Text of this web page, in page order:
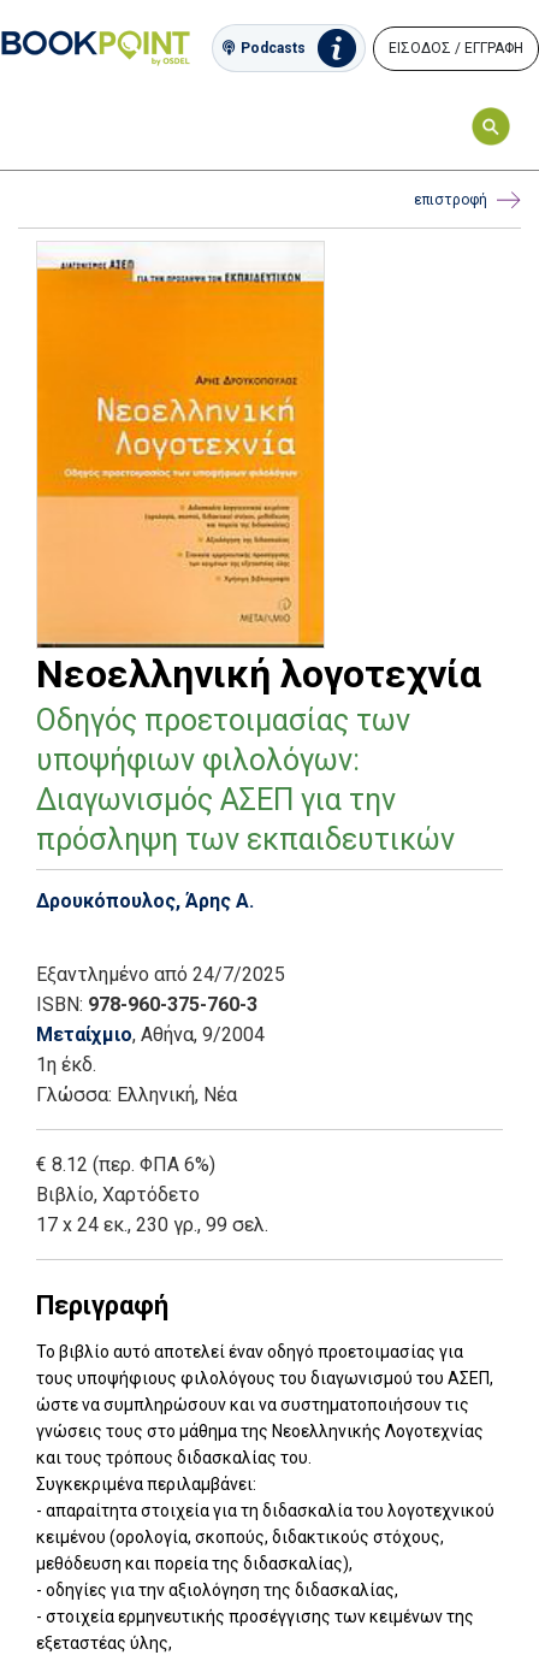
Podcasts ΕΙΣΟΔΟΣ / ΕΓΓΡΑΦΗ
επιστροφή
Νεοελληνική λογοτεχνία
Οδηγός προετοιμασίας των
υποψήφιων φιλολόγων:
Διαγωνισμός ΑΣΕΠ για την
πρόσληψη των εκπαιδευτικών
Δρουκόπουλος, Άρης Α.
Εξαντλημένο από 24/7/2025
ISBN: 978-960-375-760-3
Μεταίχμιο, Αθήνα, 9/2004
1η έκδ.
Γλώσσα: Ελληνική, Νέα
€ 8.12 (περ. ΦΠΑ 6%)
Βιβλίο, Χαρτόδετο
17 x 24 εκ., 230 γρ., 99 σελ.
Περιγραφή
Το βιβλίο αυτό αποτελεί έναν οδηγό προετοιμασίας για
τους υποψήφιους φιλολόγους του διαγωνισμού του ΑΣΕΠ,
ώστε να συμπληρώσουν και να συστηματοποιήσουν τις
γνώσεις τους στο μάθημα της Νεοελληνικής Λογοτεχνίας
και τους τρόπους διδασκαλίας του.
Συγκεκριμένα περιλαμβάνει:
- απαραίτητα στοιχεία για τη διδασκαλία του λογοτεχνικού
κειμένου (ορολογία, σκοπούς, διδακτικούς στόχους,
μεθόδευση και πορεία της διδασκαλίας),
- οδηγίες για την αξιολόγηση της διδασκαλίας,
- στοιχεία ερμηνευτικής προσέγγισης των κειμένων της
εξεταστέας ύλης,